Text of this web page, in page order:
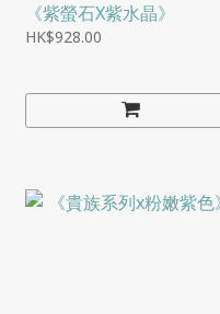
《紫螢石X紫水晶》
HK$928.00